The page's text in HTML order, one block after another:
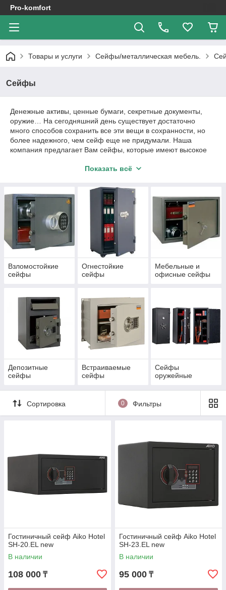
Pro-komfort
Товары и услуги Сейфы/металлическая мебель.
Сейфы
Денежные активы, ценные бумаги, секретные документы,
оружие… На сегодняшний день существует достаточно
много способов сохранить все эти вещи в сохранности, но
более надежного, чем сейф еще не придумали. Наша
компания предлагает Вам сейфы, которые имеют высокое
Огромный ассортимент различных моделей сейфов сможет
захочет приобрести надежный сейф по доступной цене.
Показать всё
Взломостойкие
сейфы
Огнестойкие
сейфы
Мебельные и
офисные сейфы
Депозитные
сейфы
Встраиваемые
сейфы
Сейфы
оружейные
Сортировка 0 Фильтры
Гостиничный сейф Aiko Hotel
SH-20.EL new
В наличии
108 000 ₸
Гостиничный сейф Aiko Hotel
SH-23.EL new
В наличии
95 000 ₸